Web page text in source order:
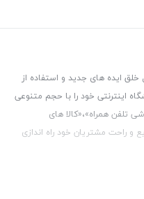
خلق ایده های جدید و استفاده از
اینترنتی خود را با حجم متنوعی
تلفن همراه»،«کالا های
راحت مشتریان خود راه اندازی
با کیفیت و با حداقل قیمت